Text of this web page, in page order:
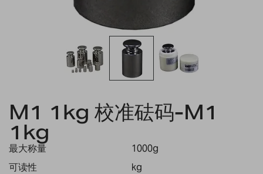
the
beginning
of
the
images
M1 1kg 校准砝码-M1
1kg
最大称量
1000g
可读性
kg